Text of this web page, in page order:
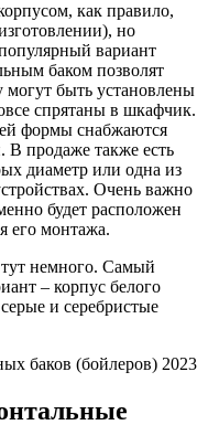
как правило,
но
вариант
баком позволят
могут быть установлены
спрятаны в шкафчик.
формы снабжаются
В продаже также есть
диаметр или одна из
Очень важно
будет расположен
его монтажа.
тут немного. Самый
– корпус белого
и серебристые